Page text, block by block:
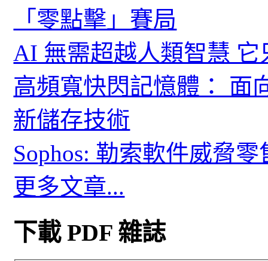
「零點擊」賽局
AI 無需超越人類智慧
高頻寬快閃記憶體： 面
新儲存技術
Sophos: 勒索軟件威脅
更多文章...
下載 PDF 雜誌